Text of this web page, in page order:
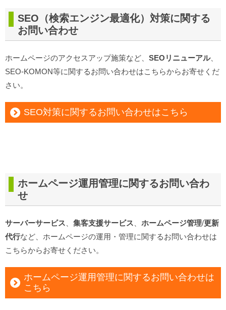
SEO（検索エンジン最適化）対策に関する
お問い合わせ
ホームページのアクセスアップ施策など、 SEOリニューアル、
SEO-KOMON等に関するお問い合わせはこちらからお寄せくだ
さい。
SEO対策に関するお問い合わせはこちら
ホームページ運用管理に関するお問い合わ
せ
サーバーサービス 集客支援サービス ホームページ管理/更新
代行など、ホームページの運用・管理に関するお問い合わせは
こちらからお寄せください。
ホームページ運用管理に関するお問い合わせは
こちら